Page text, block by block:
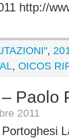
http://
,
, OICOS
Paolo
2011